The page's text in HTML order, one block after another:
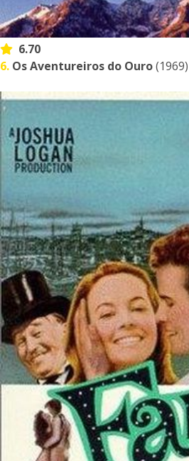
6.70
6. Os Aventureiros do Ouro(1969)